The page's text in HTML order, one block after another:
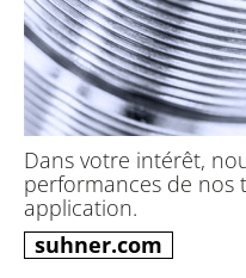
Dans votre intérêt,
performances de nos
application.
suhner.com